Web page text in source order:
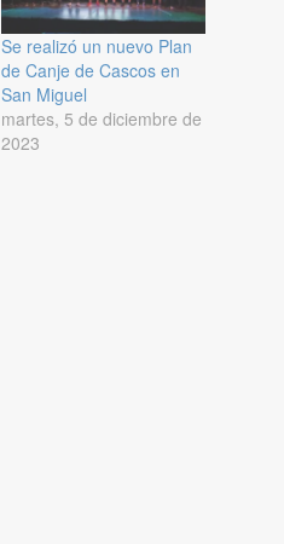
Se realizó un nuevo Plan
de Canje de Cascos en
San Miguel
martes, 5 de diciembre de
2023